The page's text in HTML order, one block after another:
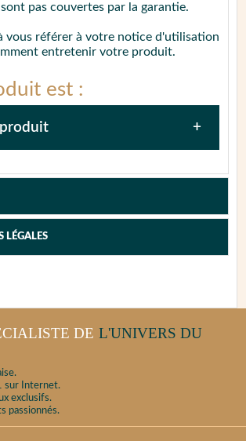
pas couvertes par la garantie.
vous référer à votre notice d'utilisation
entretenir votre produit.
est :
la prise en charge de votre
l'appareil et essayer de
la panne en vous reportant à la
fournir le maximum d'informations
LÉGALES
DE L'UNIVERS DU
sur Internet.
exclusifs.
passionnés.